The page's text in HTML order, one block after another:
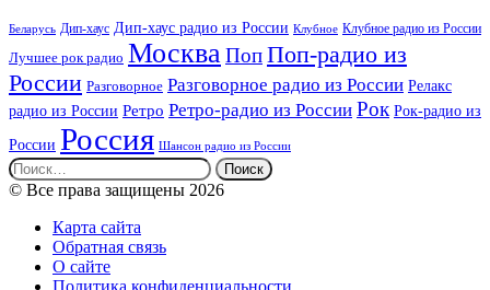
Беларусь Дип-хаус Дип-хаус радио из России Клубное Клубное радио из России
Лучшее рок радио Москва ПопПоп-радио из
России Разговорное Разговорное радио из России Релакс
радио из России Ретро Ретро-радио из России Рок Рок-радио из
России Россия Шансон радио из России
Найти:
© Все права защищены 2026
Карта сайта
Обратная связь
О сайте
Политика конфиденциальности